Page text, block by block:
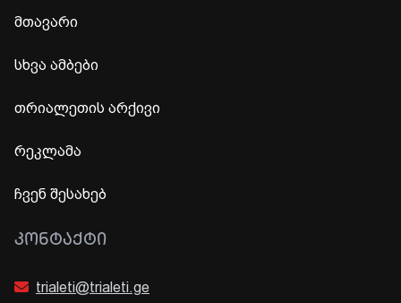
მთავარი
სხვა ამბები
თრიალეთის არქივი
რეკლამა
ჩვენ შესახებ
ᲙᲝᲜᲢᲐᲥᲢᲘ
trialeti@trialeti.ge